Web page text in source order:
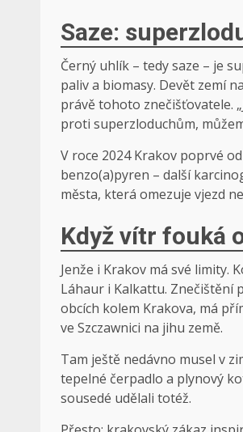
Saze:
Černý uhlík – tedy saze – je
paliv a biomasy. Devět zemí
právě tohoto znečišťovatele.
proti superzloduchům,
V roce 2024 Krakov poprvé
benzo(a)pyren – další
města, která omezuje vjezd
Když vítr fouká
Jenže i Krakov má své limity.
Láhaur i Kalkattu. Znečištění
obcích kolem Krakova, má
ve Szczawnici na jihu země.
Tam ještě nedávno musel v
tepelné čerpadlo a plynový
sousedé udělali totéž.